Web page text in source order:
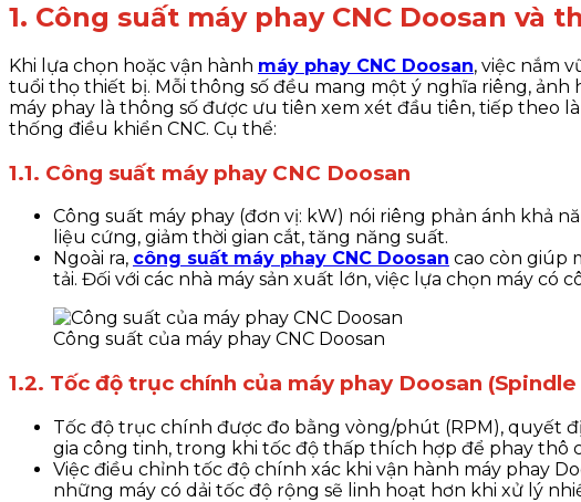
1. Công suất máy phay CNC Doosan và
Khi lựa chọn hoặc vận hành máy phay CNC Doosan, việc nắm
tuổi thọ thiết bị. Mỗi thông số đều mang một ý nghĩa riêng,
máy phay là thông số được ưu tiên xem xét đầu tiên, tiếp theo
thống điều khiển CNC. Cụ thể:
1.1. Công suất máy phay CNC Doosan
Công suất máy phay (đơn vị: kW) nói riêng phản ánh khả
liệu cứng, giảm thời gian cắt, tăng năng suất.
Ngoài ra, công suất máy phay CNC Doosan cao còn giúp
tải. Đối với các nhà máy sản xuất lớn, việc lựa chọn máy
Công suất của máy phay CNC Doosan
1.2. Tốc độ trục chính của máy phay Doosan
Tốc độ trục chính được đo bằng vòng/phút (RPM), quyết
gia công tinh, trong khi tốc độ thấp thích hợp để phay thô
Việc điều chỉnh tốc độ chính xác khi vận hành máy phay
những máy có dải tốc độ rộng sẽ linh hoạt hơn khi xử lý